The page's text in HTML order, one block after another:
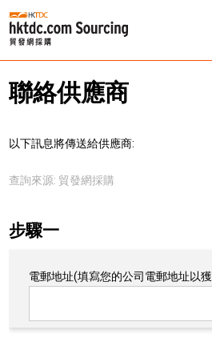
聯絡供應商
以下訊息將傳送給供應商:
查詢來源: 貿發網採購
步驟一
電郵地址(填寫您的公司電郵地址以